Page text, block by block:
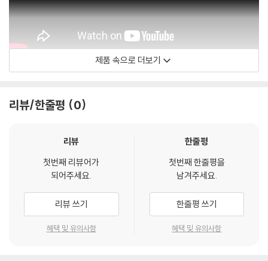
제품 속으로 더보기
리뷰/한줄평 0
리뷰
첫번째 리뷰어가
되어주세요.
리뷰 쓰기
혜택 및 유의사항
한줄평
첫번째 한줄평을
남겨주세요.
한줄평 쓰기
혜택 및 유의사항